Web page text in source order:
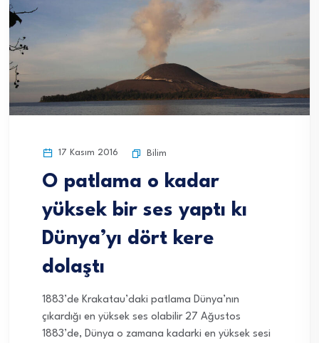
17 Kasım 2016 Bilim
O patlama o kadar
yüksek bir ses yaptı kı
Dünya’yı dört kere
dolaştı
1883’de Krakatau’daki patlama Dünya’nın
çıkardığı en yüksek ses olabilir 27 Ağustos
1883’de, Dünya o zamana kadarki en yüksek sesi